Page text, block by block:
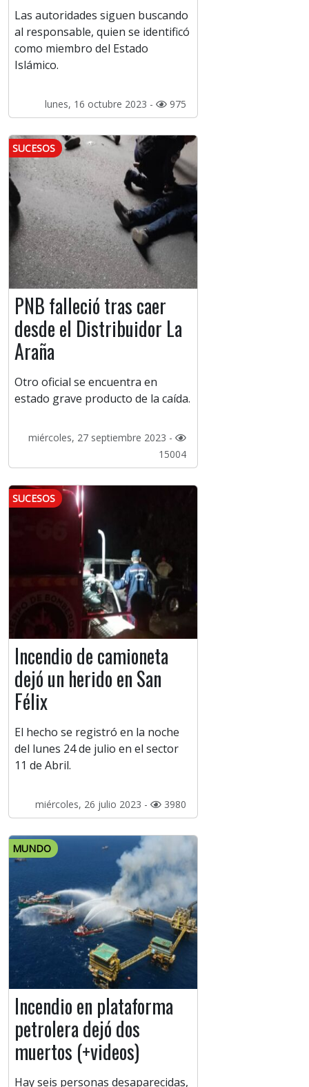
Las autoridades siguen buscando
al responsable, quien se identificó
como miembro del Estado
Islámico.
lunes, 16 octubre 2023 - 975
SUCESOS
PNB falleció tras caer
desde el Distribuidor La
Araña
Otro oficial se encuentra en
estado grave producto de la caída.
miércoles, 27 septiembre 2023 -
15004
SUCESOS
Incendio de camioneta
dejó un herido en San
Félix
El hecho se registró en la noche
del lunes 24 de julio en el sector
11 de Abril.
miércoles, 26 julio 2023 - 3980
MUNDO
Incendio en plataforma
petrolera dejó dos
muertos (+videos)
Hay seis personas desaparecidas,